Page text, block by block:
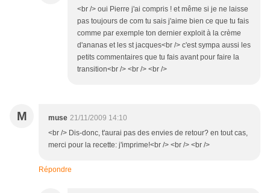
<br /> oui Pierre j'ai compris ! et même si je ne laisse
pas toujours de com tu sais j'aime bien ce que tu fais
comme par exemple ton dernier exploit à la crème
d'ananas et les st jacques<br /> c'est sympa aussi les
petits commentaires que tu fais avant pour faire la
transition<br /> <br /> <br />
M muse 21/11/2009 14:10
<br /> Dis-donc, t'aurai pas des envies de retour? en tout cas,
merci pour la recette: j'imprime!<br /> <br /> <br />
Répondre